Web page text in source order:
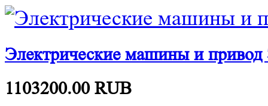
Электрические машины и
1103200.00RUB